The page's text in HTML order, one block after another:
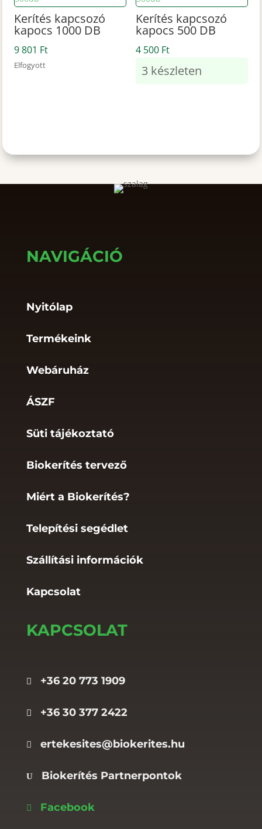
Kerítés kapcsozó
kapocs 1000 DB
9 801 Ft
Elfogyott
Kerítés kapcsozó
kapocs 500 DB
4 500 Ft
3 készleten
NAVIGÁCIÓ
Nyitólap
Termékeink
Webáruház
ÁSZF
Süti tájékoztató
Biokerítés tervező
Miért a Biokerítés?
Telepítési segédlet
Szállítási információk
Kapcsolat
KAPCSOLAT
 +36 20 773 1909
 +36 30 377 2422
 ertekesites@biokerites.hu
U Biokerítés Partnerpontok
 Facebook